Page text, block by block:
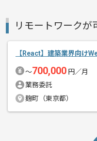
リモートワークが
【React】建築業界向け
〜700,000 円／月
業務委託
麹町（東京都）